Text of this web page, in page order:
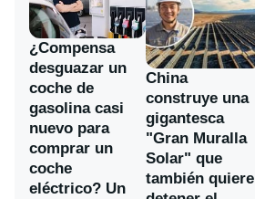
¿Compensa
desguazar un
coche de
gasolina casi
nuevo para
comprar un
coche
eléctrico? Un
China
construye una
gigantesca
"Gran Muralla
Solar" que
también quiere